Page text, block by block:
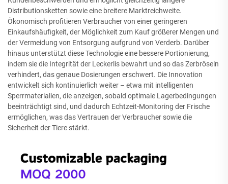
Distributionsketten sowie eine breitere Marktreichweite.
Ökonomisch profitieren Verbraucher von einer geringeren
Einkaufshäufigkeit, der Möglichkeit zum Kauf größerer Mengen und
der Vermeidung von Entsorgung aufgrund von Verderb. Darüber
hinaus unterstützt diese Technologie eine bessere Portionierung,
indem sie die Integrität der Leckerlis bewahrt und so das Zerbröseln
verhindert, das genaue Dosierungen erschwert. Die Innovation
entwickelt sich kontinuierlich weiter – etwa mit intelligenten
Sperrmaterialien, die anzeigen, sobald optimale Lagerbedingungen
beeinträchtigt sind, und dadurch Echtzeit-Monitoring der Frische
ermöglichen, was das Vertrauen der Verbraucher sowie die
Sicherheit der Tiere stärkt.